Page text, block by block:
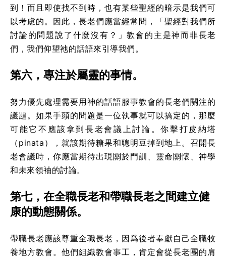
到！而且即使找不到時，也有某些聖經的暗示是我們可
以考慮的。因此，長老們應當經常問，「聖經對我們所
討論的問題說了什麼沒有？」教會的主是神而非長老
們，我們仰望祂的話語來引導我們。
第六，專注於屬靈的事情。
努力優先處理需要用神的話語服事教會的長老們關注的
議題。如果手頭的問題是一位執事就可以搞定的，那麼
可能它不應該拿到長老會議上討論。你擊打皮納塔
（pinata），就該期待糖果和聰明豆掉到地上。召開長
老會議時，你應當期待出現關於門訓、靈命關懷、神學
和未來領袖的討論。
第七，在全職長老和帶職長老之間建立健
康的動態關係。
帶職長老應該尊重全職長老，因爲後者奉獻自己全職牧
養地方教會。他們組織教會事工，肯定會從長老團的肩